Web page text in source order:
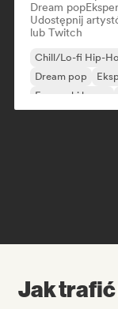
Dream pop
Udostępnij
lub Twitch
Chill/Lo-fi Hip-
Dream pop
Francuski house
Jak trafić